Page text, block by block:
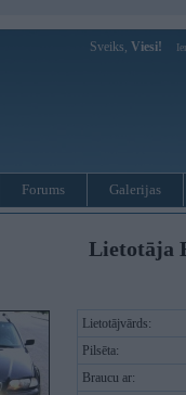
Sveiks, Viesi!
Forums Galerijas
Lietotāja
Lietotājvārds:
Pilsēta:
Braucu ar: